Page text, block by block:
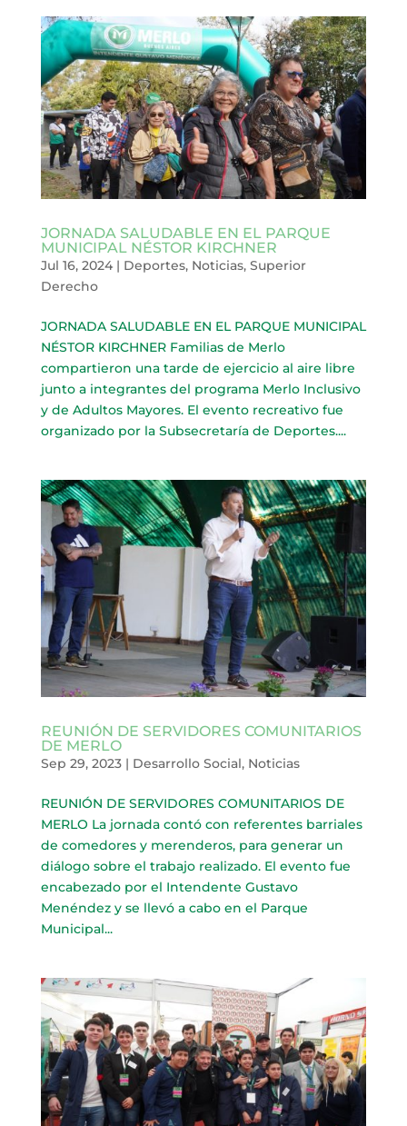
JORNADA SALUDABLE EN EL PARQUE
MUNICIPAL NÉSTOR KIRCHNER
Jul 16, 2024| Deportes, Noticias, Superior
Derecho
JORNADA SALUDABLE EN EL PARQUE MUNICIPAL
NÉSTOR KIRCHNER Familias de Merlo
compartieron una tarde de ejercicio al aire libre
junto a integrantes del programa Merlo Inclusivo
y de Adultos Mayores. El evento recreativo fue
organizado por la Subsecretaría de Deportes....
REUNIÓN DE SERVIDORES COMUNITARIOS
DE MERLO
Sep 29, 2023| Desarrollo Social, Noticias
REUNIÓN DE SERVIDORES COMUNITARIOS DE
MERLO La jornada contó con referentes barriales
de comedores y merenderos, para generar un
diálogo sobre el trabajo realizado. El evento fue
encabezado por el Intendente Gustavo
Menéndez y se llevó a cabo en el Parque
Municipal...